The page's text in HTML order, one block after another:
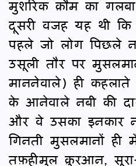
मुशरिक क़ौम का गलबा
दूसरी वजह यह थी
पहले जो लोग पिछले
उसूली तौर पर
माननेवाले) ही
के आनेवाले नबी की
और वे उसका इनकार
गिनती मुसलमानों ही
तफ़हीमुल क़ुरआन,